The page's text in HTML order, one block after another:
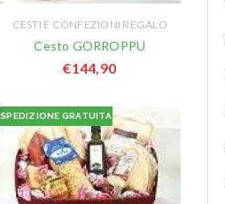
CESTI E CONFEZIONI REGALO
Cesto GORROPPU
€144,90
SPEDIZIONE GRATUITA